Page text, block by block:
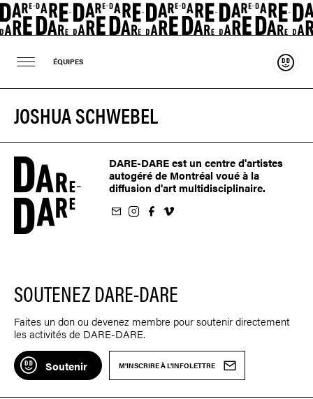
ÉQUIPES
JOSHUA SCHWEBEL
DARE-DARE est un centre d'artistes
autogéré de Montréal voué à la
diffusion d'art multidisciplinaire.
sur Instagram
sur Facebook
nous sur Vimeo
SOUTENEZ DARE-DARE
Faites un don ou devenez membre pour soutenir directement
les activités de DARE-DARE.
Soutenir M'INSCRIRE À L'INFOLETTRE